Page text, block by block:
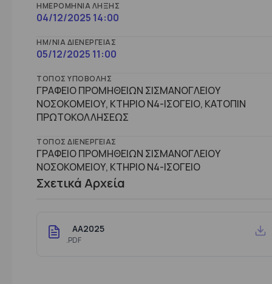
ΗΜΕΡΟΜΗΝΊΑ ΛΉΞΗΣ
04/12/2025 14:00
ΗΜ/ΝΊΑ ΔΙΕΝΈΡΓΕΙΑΣ
05/12/2025 11:00
ΤΌΠΟΣ ΥΠΟΒΟΛΉΣ
ΓΡΑΦΕΙΟ ΠΡΟΜΗΘΕΙΩΝ ΣΙΣΜΑΝΟΓΛΕΙΟΥ
ΝΟΣΟΚΟΜΕΙΟΥ, ΚΤΗΡΙΟ Ν4-ΙΣΟΓΕΙΟ, ΚΑΤΟΠΙΝ
ΠΡΩΤΟΚΟΛΛΗΣΕΩΣ
ΤΌΠΟΣ ΔΙΕΝΈΡΓΕΙΑΣ
ΓΡΑΦΕΙΟ ΠΡΟΜΗΘΕΙΩΝ ΣΙΣΜΑΝΟΓΛΕΙΟΥ
ΝΟΣΟΚΟΜΕΙΟΥ, ΚΤHΡΙΟ Ν4-ΙΣΟΓΕΙΟ
Σχετικά Αρχεία
AA2025
.PDF